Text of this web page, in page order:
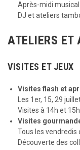
Après-midi
DJ et ateliers
ATELIERS ET
VISITES ET JEUX
Visites flash et
Les 1er, 15, 29
Visites à 14h et
Visites
Tous les vendredis
Découverte des